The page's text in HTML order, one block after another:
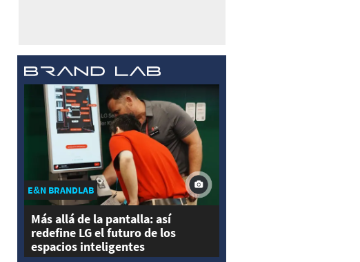
E&N BRANDLAB
Más allá de la pantalla: así
redefine LG el futuro de los
espacios inteligentes